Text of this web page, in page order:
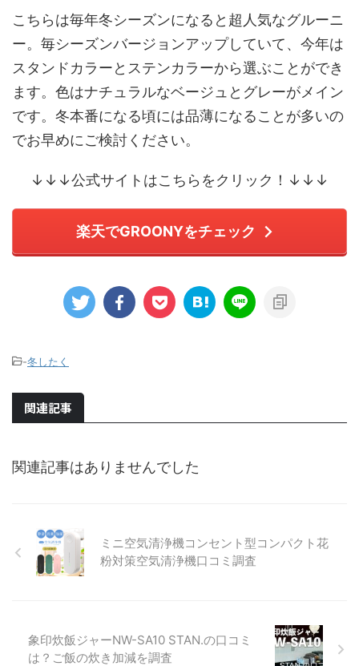
こちらは毎年冬シーズンになると超人気なグルーニ
ー。毎シーズンバージョンアップしていて、今年は
スタンドカラーとステンカラーから選ぶことができ
ます。色はナチュラルなベージュとグレーがメイン
です。冬本番になる頃には品薄になることが多いの
でお早めにご検討ください。
↓↓↓公式サイトはこちらをクリック！↓↓↓
楽天でGROONYをチェック
-冬したく
関連記事
関連記事はありませんでした
ミニ空気清浄機コンセント型コンパクト花
粉対策空気清浄機口コミ調査
象印炊飯ジャーNW-SA10 STAN.の口コミ
は？ご飯の炊き加減を調査